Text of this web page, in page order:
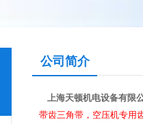
公司简介
上海天顿机电设备有限
带齿三角带，空压机专用